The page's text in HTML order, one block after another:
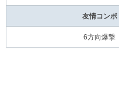
友情コンボ
6方向爆撃